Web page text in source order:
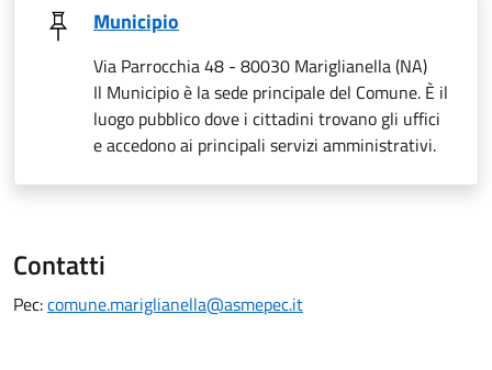
Municipio
Via Parrocchia 48 - 80030 Mariglianella (NA)
Il Municipio è la sede principale del Comune. È il
luogo pubblico dove i cittadini trovano gli uffici
e accedono ai principali servizi amministrativi.
Contatti
Pec:comune.mariglianella@asmepec.it